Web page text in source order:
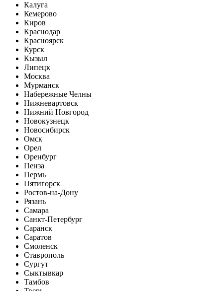
Калуга
Кемерово
Киров
Краснодар
Красноярск
Курск
Кызыл
Липецк
Москва
Мурманск
Набережные Челны
Нижневартовск
Нижний Новгород
Новокузнецк
Новосибирск
Омск
Орел
Оренбург
Пенза
Пермь
Пятигорск
Ростов-на-Дону
Рязань
Самара
Санкт-Петербург
Саранск
Саратов
Смоленск
Ставрополь
Сургут
Сыктывкар
Тамбов